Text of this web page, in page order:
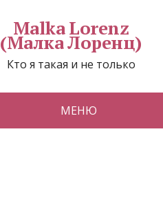
Malka Lorenz
(Малка Лоренц)
Кто я такая и не только
МЕНЮ